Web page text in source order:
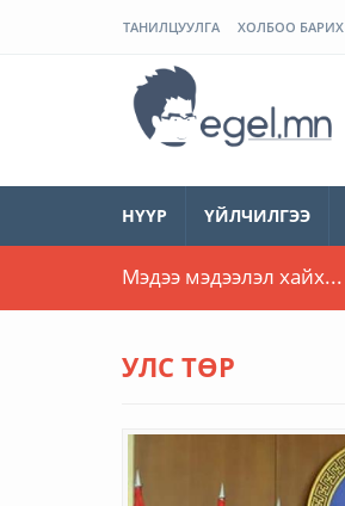
ТАНИЛЦУУЛГА ХОЛБОО БАРИХ
НҮҮР ҮЙЛЧИЛГЭЭ
УЛС ТӨР